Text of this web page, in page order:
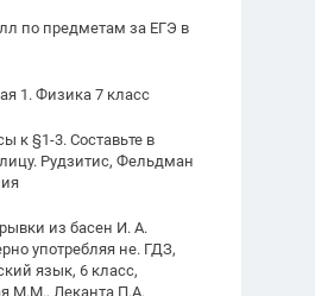
по предметам за ЕГЭ в
1. Физика 7 класс
к §1-3. Составьте в
Рудзитис, Фельдман
из басен И. А.
употребляя не. ГДЗ,
язык, 6 класс,
М.М., Леканта П.А.